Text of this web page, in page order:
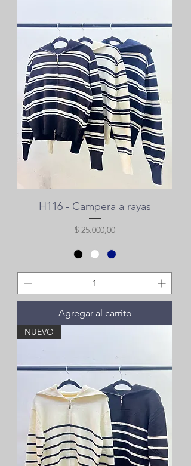
H116 - Campera a rayas
Precio
$ 25.000,00
Agregar al carrito
NUEVO